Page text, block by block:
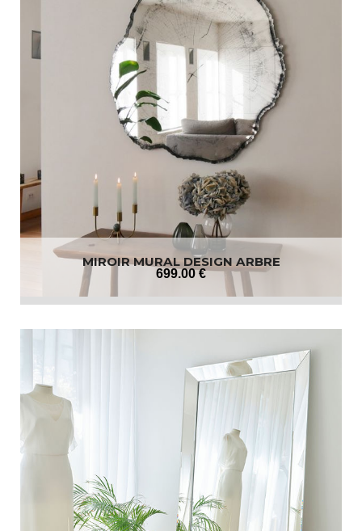
MIROIR MURAL DESIGN ARBRE
699.00 €